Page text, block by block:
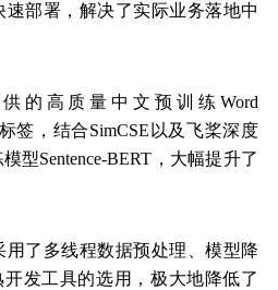
速部署，解决了实际业务落地中
供的高质量中文预训练Word
签，结合SimCSE以及飞桨深度
型Sentence-BERT，大幅提升了
了多线程数据预处理、模型降
开发工具的选用，极大地降低了